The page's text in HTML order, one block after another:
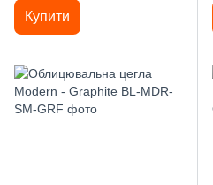
Купити